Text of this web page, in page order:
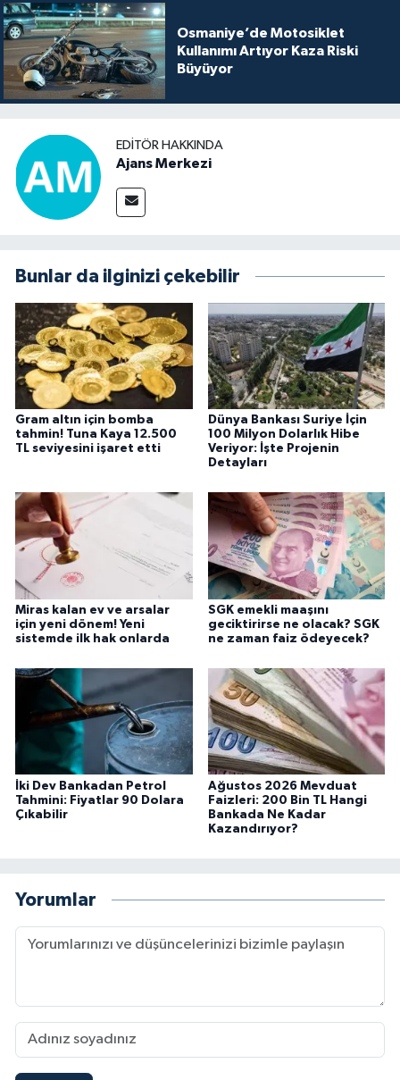
Osmaniye’de Motosiklet
Kullanımı Artıyor Kaza Riski
Büyüyor
EDITÖR HAKKINDA
Ajans Merkezi
Bunlar da ilginizi çekebilir
Gram altın için bomba
tahmin! Tuna Kaya 12.500
TL seviyesini işaret etti
Dünya Bankası Suriye İçin
100 Milyon Dolarlık Hibe
Veriyor: İşte Projenin
Detayları
Miras kalan ev ve arsalar
için yeni dönem! Yeni
sistemde ilk hak onlarda
SGK emekli maaşını
geciktirirse ne olacak? SGK
ne zaman faiz ödeyecek?
İki Dev Bankadan Petrol
Tahmini: Fiyatlar 90 Dolara
Çıkabilir
Ağustos 2026 Mevduat
Faizleri: 200 Bin TL Hangi
Bankada Ne Kadar
Kazandırıyor?
Yorumlar